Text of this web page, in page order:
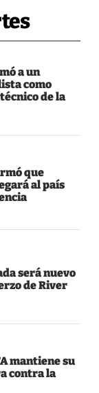
a un
como
de la
que
al país
será nuevo
de River
mantiene su
contra la